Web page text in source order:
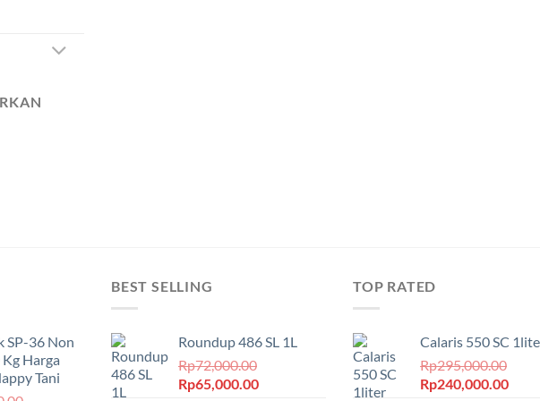
SP-36 Non
Harga
Tani
BEST SELLING
Roundup 486 SL 1L
Rp72,000.00
Harga
Rp65,000.00Harga
TOP RATED
Calaris 550 SC
Rp295,000.00
Harga
Rp240,000.00